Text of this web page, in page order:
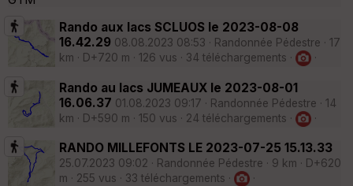
Rando aux lacs SCLUOS le 2023-08-08
16.42.29 08.08.2023 08:53 · Randonnée Pédestre · 17
km · D+720 m · 126 vus · 34 téléchargements ·
·
Rando au lacs JUMEAUX le 2023-08-01
16.06.37 01.08.2023 09:17 · Randonnée Pédestre · 14
km · D+590 m · 150 vus · 24 téléchargements ·
·
RANDO MILLEFONTS LE 2023-07-25 15.13.33
25.07.2023 09:02 · Randonnée Pédestre · 9 km · D+620
m · 255 vus · 33 téléchargements ·
·